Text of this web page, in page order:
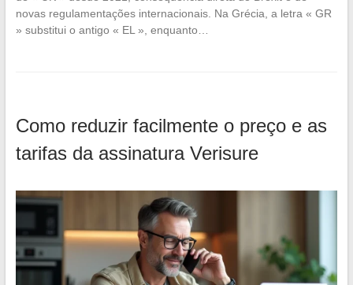
novas regulamentações internacionais. Na Grécia, a letra « GR
» substitui o antigo « EL », enquanto…
Como reduzir facilmente o preço e as
tarifas da assinatura Verisure